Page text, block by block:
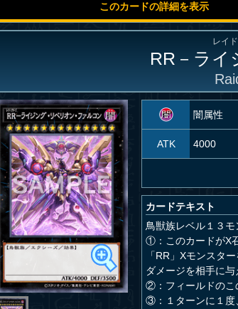
このカードの詳細を表示
レイ
RR－ライ
闇属性
ATK 4000
カードテキスト
鳥獣族レベル１３モ
①：このカードがX
「RR」Xモンスタ
ダメージを相手に与
②：フィールドのこ
③：１ターンに１度